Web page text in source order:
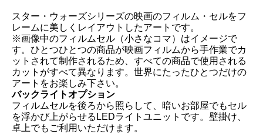
スター・ウォーズシリーズの映画のフィルム・セルをフ
レームに美しくレイアウトしたアートです。
※画像中のフィルムセル（小さなコマ）はイメージで
す。ひとつひとつの商品が映画フィルムから手作業でカ
ットされて制作されるため、すべての商品で使用される
カットがすべて異なります。世界にたったひとつだけの
アートをお楽しみ下さい。
バックライトオプション
フィルムセルを後ろから照らして、暗いお部屋でもセル
を浮かび上がらせるLEDライトユニットです。壁掛け、
卓上でもご利用いただけます。